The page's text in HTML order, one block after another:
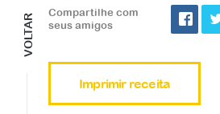
Veja a receita
VOLTAR
Compartilhe com
seus amigos
Imprimir receita